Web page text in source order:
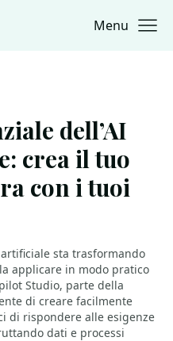
Menu
dell’AI
crea il tuo
con i tuoi
sta trasformando
applicare in modo pratico
Studio, parte della
di creare facilmente
di rispondere alle esigenze
dati e processi